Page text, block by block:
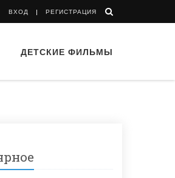
ВХОД РЕГИСТРАЦИЯ
ДЕТСКИЕ ФИЛЬМЫ